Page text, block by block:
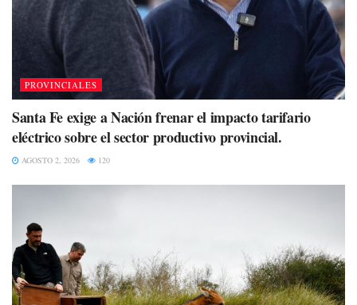
PROVINCIALES
Santa Fe exige a Nación frenar el impacto tarifario
eléctrico sobre el sector productivo provincial.
AGOSTO 2, 2026 120